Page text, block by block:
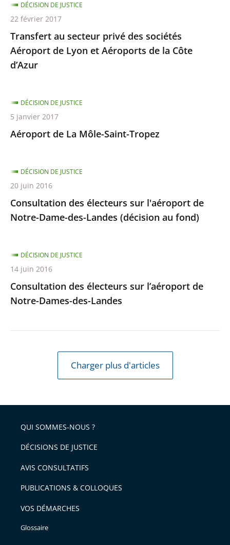
Transfert au secteur privé des sociétés
Aéroport de Lyon et Aéroports de la Côte
d’Azur
DÉCISION DE JUSTICE
22 février 2017
Aéroport de La Môle-Saint-Tropez
DÉCISION DE JUSTICE
5 janvier 2017
Consultation des électeurs sur l'aéroport de
Notre-Dame-des-Landes (décision au fond)
DÉCISION DE JUSTICE
20 juin 2016
Consultation des électeurs sur l’aéroport de
Notre-Dames-des-Landes
DÉCISION DE JUSTICE
14 juin 2016
Charger plus d'articles
QUI SOMMES-NOUS ?
DÉCISIONS DE JUSTICE
AVIS CONSULTATIFS
PUBLICATIONS & COLLOQUES
VOS DÉMARCHES
Glossaire